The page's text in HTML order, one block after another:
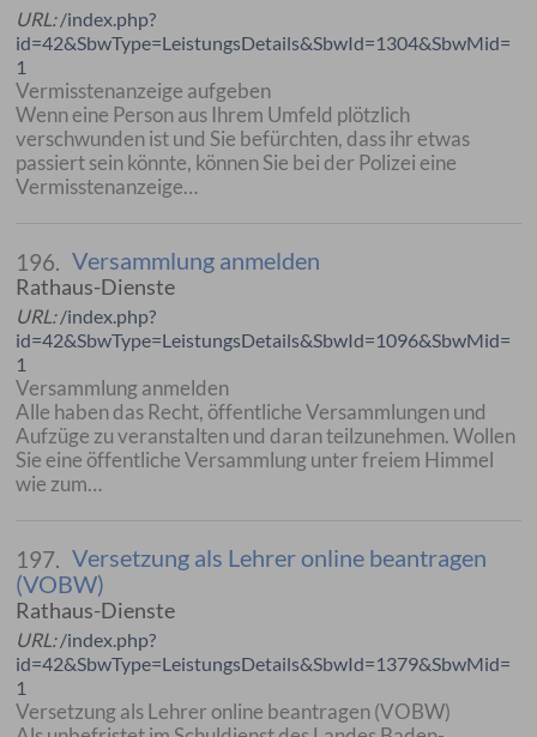
URL:/index.php?
id=42&SbwType=LeistungsDetails&SbwId=1304&SbwMid=
1
Vermisstenanzeige aufgeben
Wenn eine Person aus Ihrem Umfeld plötzlich
verschwunden ist und Sie befürchten, dass ihr etwas
passiert sein könnte, können Sie bei der Polizei eine
Vermisstenanzeige…
196. Versammlung anmelden
Rathaus-Dienste
URL:/index.php?
id=42&SbwType=LeistungsDetails&SbwId=1096&SbwMid=
1
Versammlung anmelden
Alle haben das Recht, öffentliche Versammlungen und
Aufzüge zu veranstalten und daran teilzunehmen. Wollen
Sie eine öffentliche Versammlung unter freiem Himmel
wie zum…
197. Versetzung als Lehrer online beantragen
(VOBW)
Rathaus-Dienste
URL:/index.php?
id=42&SbwType=LeistungsDetails&SbwId=1379&SbwMid=
1
Versetzung als Lehrer online beantragen (VOBW)